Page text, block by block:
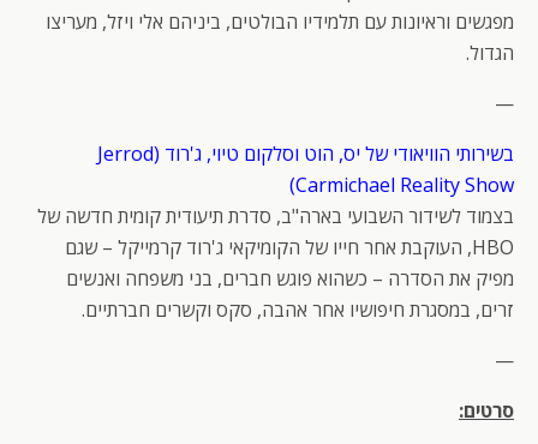
מפגשים וראיונות עם תלמידיו הבולטים, ביניהם אלי ויזל, מעריצו
הגדול.
—
בשירותי הוויאודי של יס, הוט וסלקום טיוי, ג'רוד (Jerrod
Carmichael Reality Show)
בצמוד לשידור השבועי בארה"ב, סדרת תיעודית קומית חדשה של
HBO, העוקבת אחר חייו של הקומיקאי ג'רוד קרמייקל – שגם
מפיק את הסדרה – כשהוא פוגש חברים, בני משפחה ואנשים
זרים, במסגרת חיפושיו אחר אהבה, סקס וקשרים חברתיים.
—
סרטים: